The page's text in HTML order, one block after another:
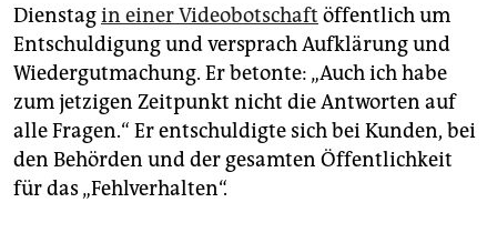
Dienstagin einer Videobotschaft öffentlich um
Entschuldigung und versprach Aufklärung und
Wiedergutmachung. Er betonte: „Auch ich habe
zum jetzigen Zeitpunkt nicht die Antworten auf
alle Fragen.“ Er entschuldigte sich bei Kunden, bei
den Behörden und der gesamten Öffentlichkeit
für das „Fehlverhalten“.